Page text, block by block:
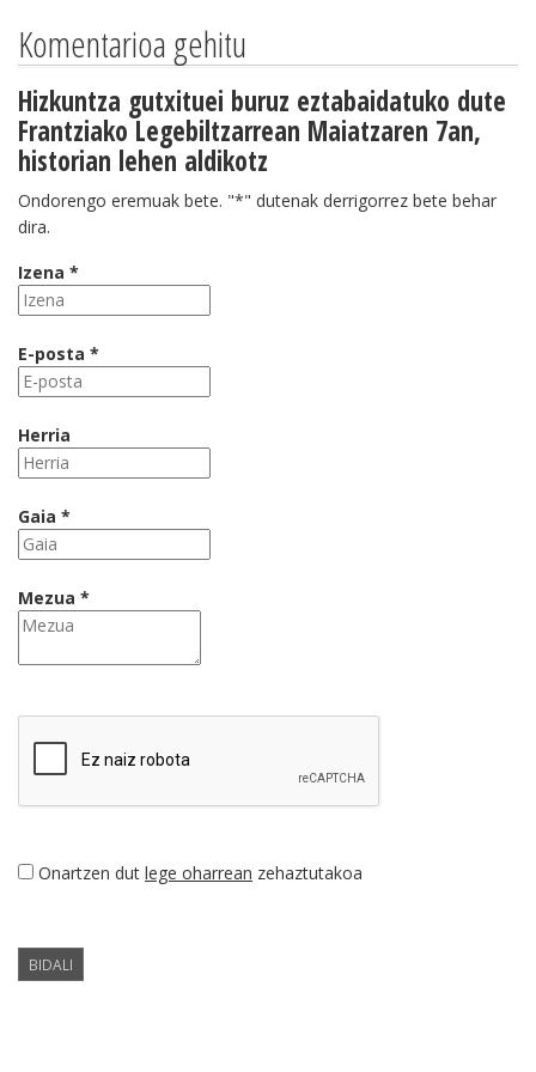
Komentarioa gehitu
Hizkuntza gutxituei buruz eztabaidatuko dute
Frantziako Legebiltzarrean Maiatzaren 7an,
historian lehen aldikotz
Ondorengo eremuak bete. "*" dutenak derrigorrez bete behar
dira.
Izena *
E-posta *
Herria
Gaia *
Mezua *
Onartzen dut lege oharrean zehaztutakoa
BIDALI